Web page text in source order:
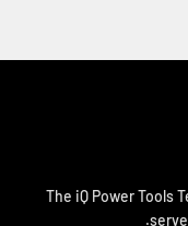
The iQ Power Tools